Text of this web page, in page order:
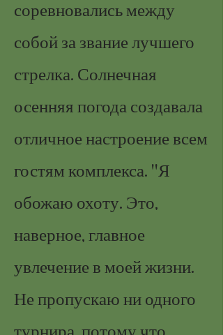
соревновались между
собой за звание лучшего
стрелка. Солнечная
осенняя погода создавала
отличное настроение всем
гостям комплекса. "Я
обожаю охоту. Это,
наверное, главное
увлечение в моей жизни.
Не пропускаю ни одного